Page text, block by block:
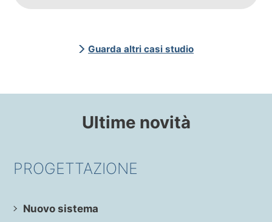
Guarda altri casi studio
Ultime novità
PROGETTAZIONE
Nuovo sistema